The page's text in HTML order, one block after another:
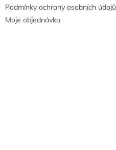
Podmínky ochrany osobních údajů
Moje objednávka